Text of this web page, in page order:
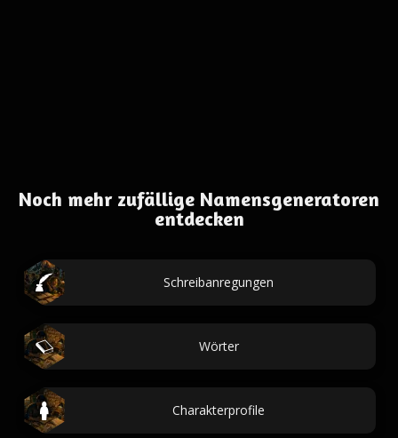
Noch mehr zufällige Namensgeneratoren
entdecken
Schreibanregungen
Wörter
Charakterprofile